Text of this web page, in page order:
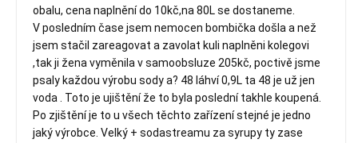
obalu, cena naplnění do 10kč,na 80L se dostaneme.
V posledním čase jsem nemocen bombička došla a než
jsem stačil zareagovat a zavolat kuli naplněni kolegovi
,tak ji žena vyměnila v samoobsluze 205kč, poctivě jsme
psaly každou výrobu sody a? 48 láhví 0,9L ta 48 je už jen
voda . Toto je ujištění že to byla poslední takhle koupená.
Po zjištění je to u všech těchto zařízení stejné je jedno
jaký výrobce. Velký + sodastreamu za syrupy ty zase